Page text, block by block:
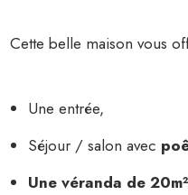
Cette belle maison vous
Une entrée,
Séjour / salon avec
Une véranda de